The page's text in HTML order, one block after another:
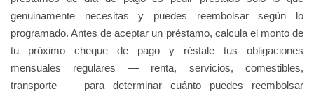
genuinamente necesitas y puedes reembolsar según lo
programado. Antes de aceptar un préstamo, calcula el monto de
tu próximo cheque de pago y réstale tus obligaciones
mensuales regulares — renta, servicios, comestibles,
transporte — para determinar cuánto puedes reembolsar